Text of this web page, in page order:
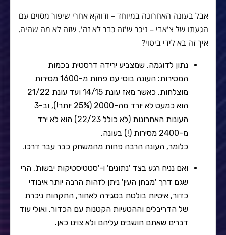
אבל בעונה האחרונה במיוחד – ודווקא אחרי שיפור מסוים עם
הגעתו של צ'אבי – ניכר ש'זה כבר לא זה'. שזה לא מה שהיה.
איך זה בא לידי ביטוי?
נתון לדוגמה, שמצביע ירידה דרסטית בכמות
המסירות: העונה בוסי עם פחות מ-1600 מסירות
מוצלחות, כאשר מאז עונת 14/15 ועד עונת 21/22
הוא כמעט לא יורד מה-2000 (25% יותר!), וב-3
העונות האחרונות (לא כולל 22/23) הוא לא ירד
מ-2400 מסירות (!) בעונה.
כלומר, העונה הרבה פחות מהמשחק כבר עבר דרכו.
ואם נניח רגע בצד 'נתונים' ו-'סטטיסטיקות יבשות', הרי
שגם דרך 'מבחן העין' ניתן לזהות הרבה יותר איבודי
כדור, איטיות בולטת בסגירה לאחור, התקהות ניכרת
של הדריבלים וההטעיות הקטנות עם הכדור, ואולי עוד
דברים שאתם חושבים עליהם ולא צוינו כאן.